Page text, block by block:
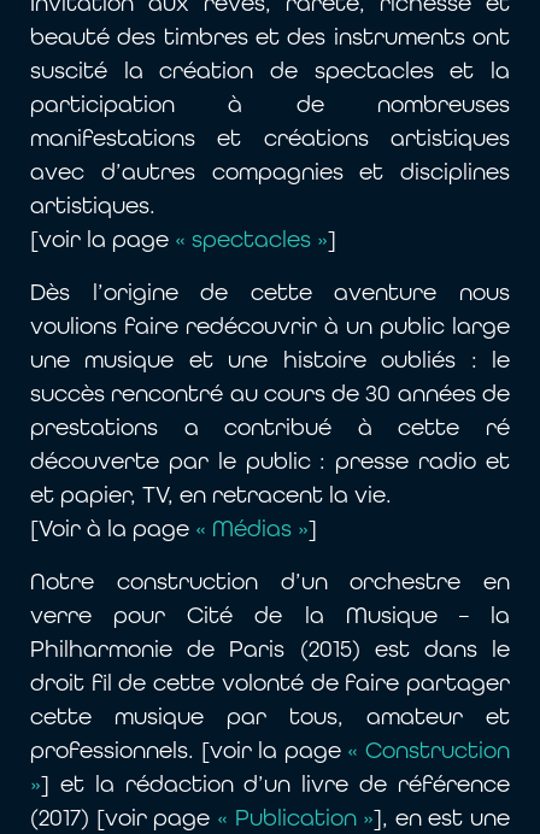
beauté des timbres et des instruments ont
suscité la création de spectacles et la
participation à de nombreuses
manifestations et créations artistiques
avec d’autres compagnies et disciplines
artistiques.
[voir la page « spectacles »]
Dès l’origine de cette aventure nous
voulions faire redécouvrir à un public large
une musique et une histoire oubliés : le
succès rencontré au cours de 30 années de
prestations a contribué à cette ré
découverte par le public : presse radio et
et papier, TV, en retracent la vie.
[Voir à la page « Médias »]
Notre construction d’un orchestre en
verre pour Cité de la Musique – la
Philharmonie de Paris (2015) est dans le
droit fil de cette volonté de faire partager
cette musique par tous, amateur et
professionnels. [voir la page « Construction
»] et la rédaction d’un livre de référence
(2017) [voir page « Publication »], en est une